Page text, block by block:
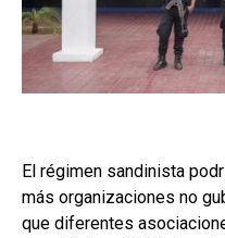
El régimen sandinista
más organizaciones no
que diferentes